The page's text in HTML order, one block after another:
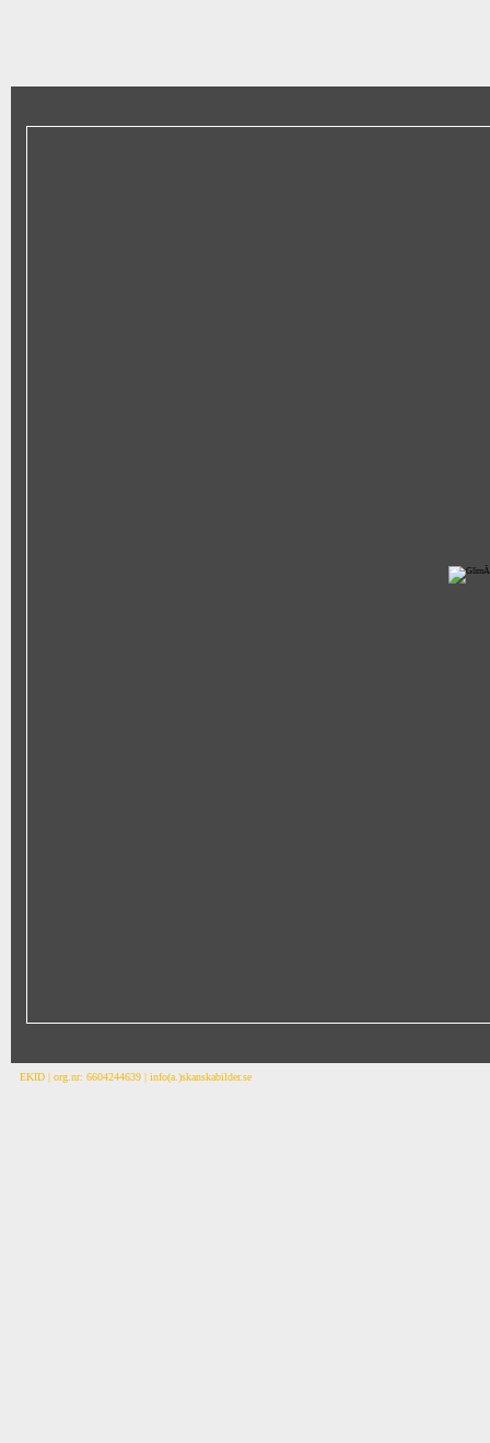
EKID | org.nr: 6604244639 | info(a.)skanskabilder.se